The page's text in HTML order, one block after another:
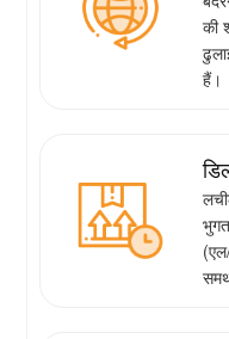
की
हैं।